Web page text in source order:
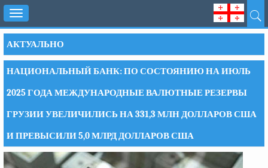
Toggle
navigation
АКТУАЛЬНО
НАЦИОНАЛЬНЫЙ БАНК: ПО СОСТОЯНИЮ НА ИЮЛЬ
2025 ГОДА МЕЖДУНАРОДНЫЕ ВАЛЮТНЫЕ РЕЗЕРВЫ
ГРУЗИИ УВЕЛИЧИЛИСЬ НА 331,3 МЛН ДОЛЛАРОВ США
И ПРЕВЫСИЛИ 5,0 МЛРД ДОЛЛАРОВ США